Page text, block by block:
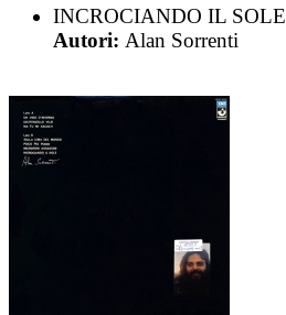
INCROCIANDO IL SOLE
Autori: Alan Sorrenti